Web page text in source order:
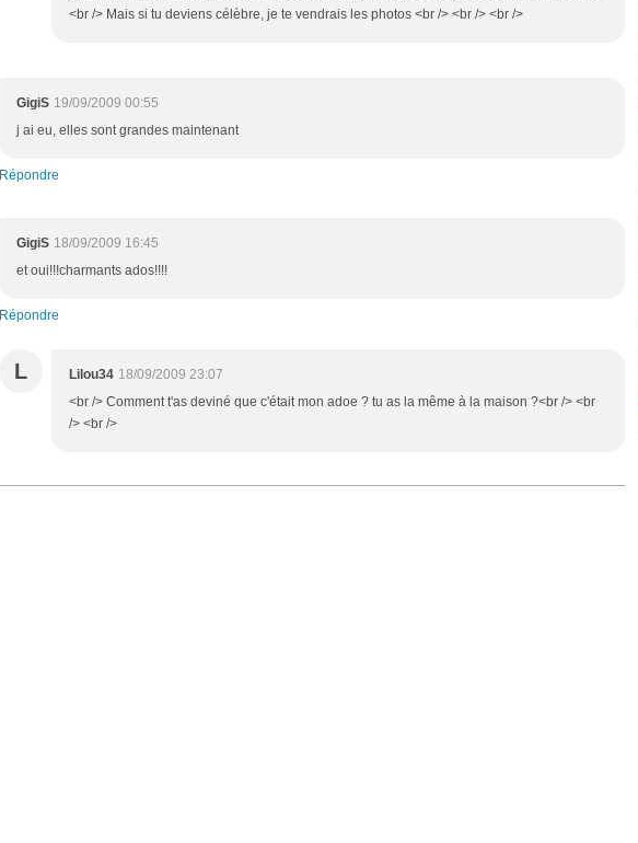
<br /> Mais si tu deviens célèbre, je te vendrais les photos <br /> <br /> <br />
GigiS 19/09/2009 00:55
j ai eu, elles sont grandes maintenant
Répondre
GigiS 18/09/2009 16:45
et oui!!!charmants ados!!!!
Répondre
L Lilou34 18/09/2009 23:07
<br /> Comment t'as deviné que c'était mon adoe ? tu as la même à la maison ?<br /> <br
/> <br />